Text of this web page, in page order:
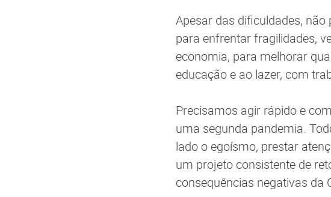
Apesar das dificuldades,
para enfrentar fragilidades,
economia, para melhorar
educação e ao lazer, com
Precisamos agir rápido e
uma segunda pandemia.
lado o egoísmo, prestar
um projeto consistente de
consequências negativas da